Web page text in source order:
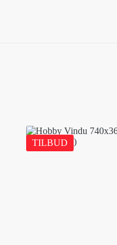
TILBUD